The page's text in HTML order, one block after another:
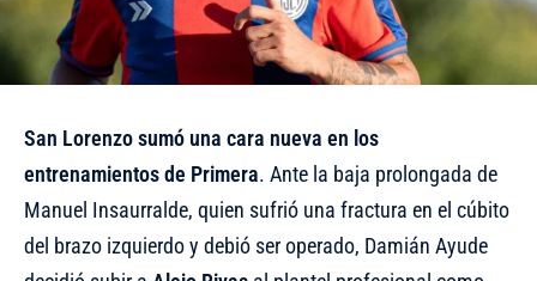
San Lorenzo sumó una cara nueva en los
entrenamientos de Primera. Ante la baja prolongada de
Manuel Insaurralde, quien sufrió una fractura en el cúbito
del brazo izquierdo y debió ser operado, Damián Ayude